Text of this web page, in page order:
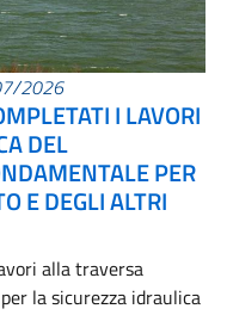
2026
I LAVORI
DEL
PER
E DEGLI ALTRI
alla traversa
la sicurezza idraulica